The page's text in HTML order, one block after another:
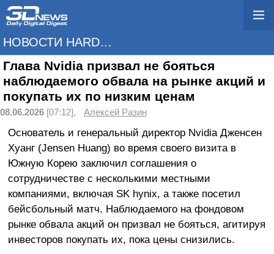
НОВОСТИ HARDWARE
Глава Nvidia призвал не бояться
наблюдаемого обвала на рынке акций и
покупать их по низким ценам
08.06.2026 [07:12], Алексей Разин
Основатель и генеральный директор Nvidia Дженсен
Хуанг (Jensen Huang) во время своего визита в
Южную Корею заключил соглашения о
сотрудничестве с несколькими местными
компаниями, включая SK hynix, а также посетил
бейсбольный матч. Наблюдаемого на фондовом
рынке обвала акций он призвал не бояться, агитируя
инвесторов покупать их, пока цены снизились.